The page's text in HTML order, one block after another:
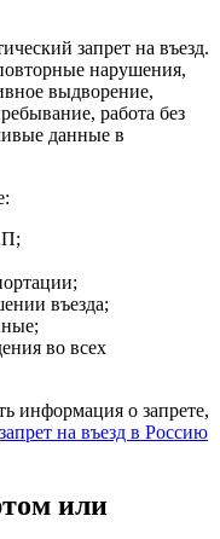
запрет на въезд.
нарушения,
выдворение,
работа без
данные в
въезда;
во всех
информация о запрете,
запрет на въезд в Россию
или